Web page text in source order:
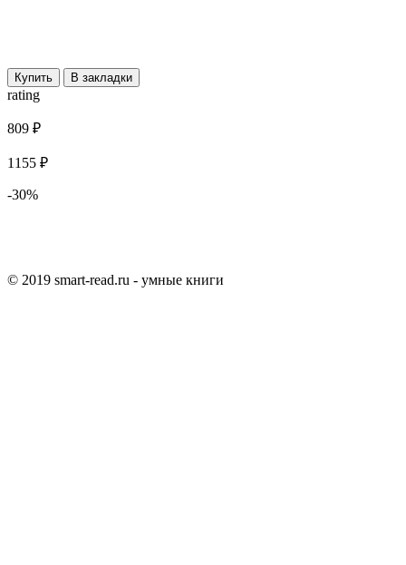
Купить В закладки
rating
809 ₽
1155 ₽
-30%
© 2019 smart-read.ru - умные книги